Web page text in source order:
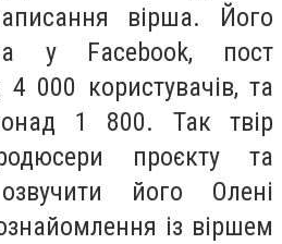
вірша. Його
у Facebook, пост
000 користувачів, та
1 800. Так твір
проєкту та
його Олені
із віршем